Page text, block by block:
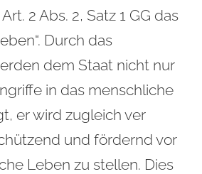
2 Abs. 2, Satz 1 GG das
Durch das
dem Staat nicht nur
in das menschliche
er wird zugleich ver
und fördernd vor
Leben zu stellen. Dies